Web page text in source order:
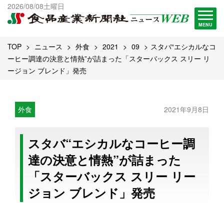
2026/08/08土曜日
MENU
出版物一覧へ
試読・購読申し込み
TOP ニュース 外食 2021 09
スタバ“エシカルなコ
ーヒー調達の決意と情熱”が詰まった「スターバックス スリー リ
ージョン ブレンド」発売
外食 2021年9月8日
スタバ“エシカルなコーヒー調
達の決意と情熱”が詰まった
「スターバックス スリー リー
ジョン ブレンド」発売